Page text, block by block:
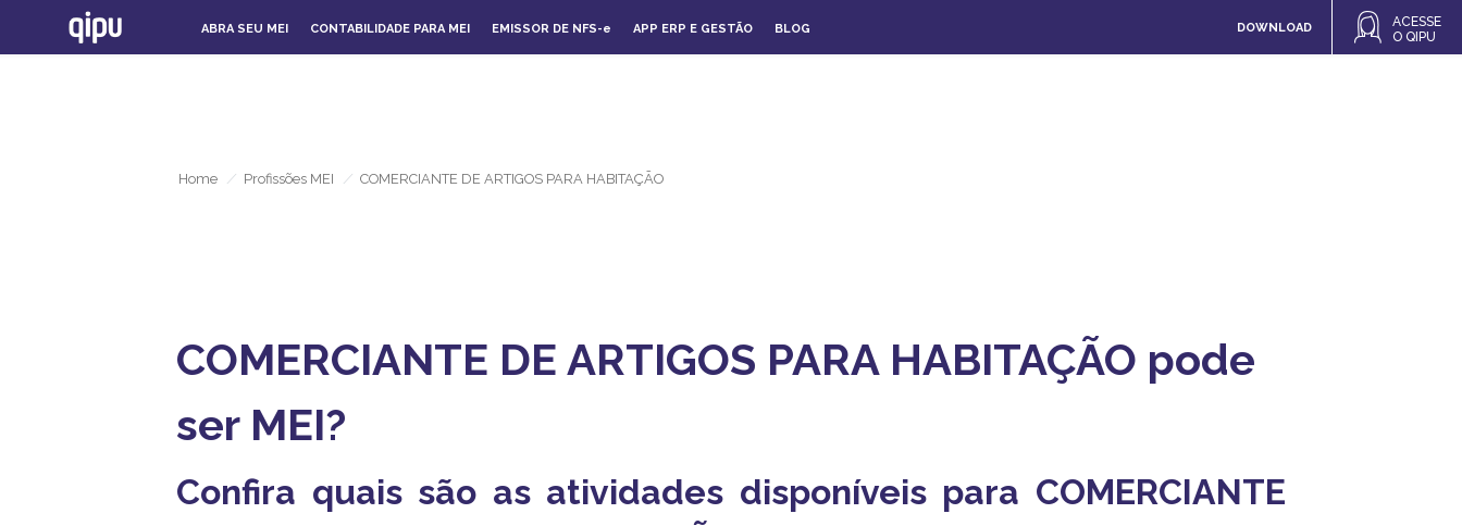
Home / Profissões MEI / COMERCIANTE DE ARTIGOS PARA HABITAÇÃO
ABRA SEU MEI CONTABILIDADE PARA MEI EMISSOR DE NFS-e APP ERP E GESTÃO BLOG DOWNLOAD
ACESSE
O QIPU
COMERCIANTE DE ARTIGOS PARA HABITAÇÃO pode
ser MEI?
Confira quais são as atividades disponíveis para COMERCIANTE